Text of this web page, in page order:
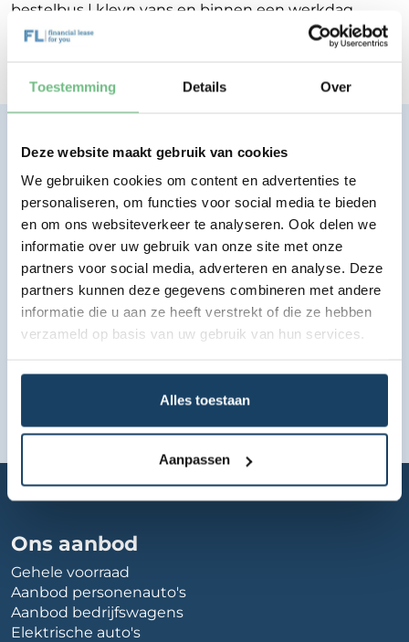
Toestemming Details Over
Deze website maakt gebruik van cookies
We gebruiken cookies om content en advertenties te
personaliseren, om functies voor social media te bieden
en om ons websiteverkeer te analyseren. Ook delen we
informatie over uw gebruik van onze site met onze
partners voor social media, adverteren en analyse. Deze
partners kunnen deze gegevens combineren met andere
informatie die u aan ze heeft verstrekt of die ze hebben
verzameld op basis van uw gebruik van hun services.
Alles toestaan
Aanpassen
bestelbus | kleyn vans en binnen een werkdag
ontvang je terugkoppeling op de mogelijkheden
voor jouw Financial Lease.
Financial lease zonder zorgen.
Eenvoudig, transparant, vertrouwd.
Bekijk lease aanbod
Home Autobedrijf bestelbus-|-kleyn-vans
Ons aanbod
Gehele voorraad
Aanbod personenauto's
Aanbod bedrijfswagens
Elektrische auto's